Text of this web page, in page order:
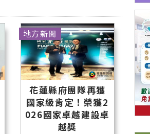
花蓮縣府團隊再獲
國家級肯定！榮獲2
026國家卓越建設卓
越獎
地方新聞